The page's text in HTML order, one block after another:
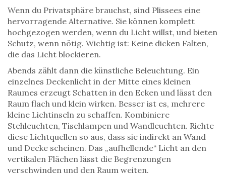
Wenn du Privatsphäre brauchst, sind Plissees eine
hervorragende Alternative. Sie können komplett
hochgezogen werden, wenn du Licht willst, und bieten
Schutz, wenn nötig. Wichtig ist: Keine dicken Falten,
die das Licht blockieren.
Abends zählt dann die künstliche Beleuchtung. Ein
einzelnes Deckenlicht in der Mitte eines kleinen
Raumes erzeugt Schatten in den Ecken und lässt den
Raum flach und klein wirken. Besser ist es, mehrere
kleine Lichtinseln zu schaffen. Kombiniere
Stehleuchten, Tischlampen und Wandleuchten. Richte
diese Lichtquellen so aus, dass sie indirekt an Wand
und Decke scheinen. Das „aufhellende“ Licht an den
vertikalen Flächen lässt die Begrenzungen
verschwinden und den Raum weiten.